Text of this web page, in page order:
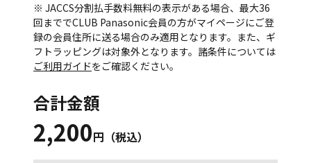
※ JACCS分割払手数料無料の表示がある場合、最大36
回まででCLUB Panasonic会員の方がマイページにご登
録の会員住所に送る場合のみ適用となります。また、ギ
フトラッピングは対象外となります。諸条件については
ご利用ガイドをご確認ください。
合計金額
2,200円（税込）